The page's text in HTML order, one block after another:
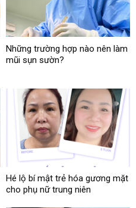
Những trường hợp nào nên làm
mũi sụn sườn?
Hé lộ bí mật trẻ hóa gương mặt
cho phụ nữ trung niên